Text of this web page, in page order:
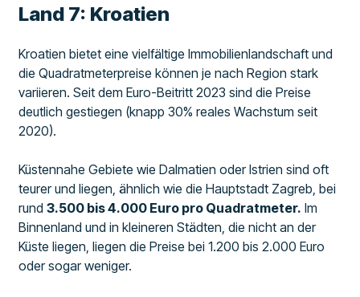
Land 7: Kroatien
Kroatien bietet eine vielfältige Immobilienlandschaft und
die Quadratmeterpreise können je nach Region stark
variieren. Seit dem Euro-Beitritt 2023 sind die Preise
deutlich gestiegen (knapp 30% reales Wachstum seit
2020).
Küstennahe Gebiete wie Dalmatien oder Istrien sind oft
teurer und liegen, ähnlich wie die Hauptstadt Zagreb, bei
rund3.500 bis 4.000 Euro pro Quadratmeter. Im
Binnenland und in kleineren Städten, die nicht an der
Küste liegen, liegen die Preise bei 1.200 bis 2.000 Euro
oder sogar weniger.